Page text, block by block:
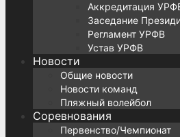
Аккредитация
Заседание
Регламент УРФВ
Устав УРФВ
Новости
Общие новости
Новости команд
Пляжный волейбол
Соревнования
Первенство/Чемпионат